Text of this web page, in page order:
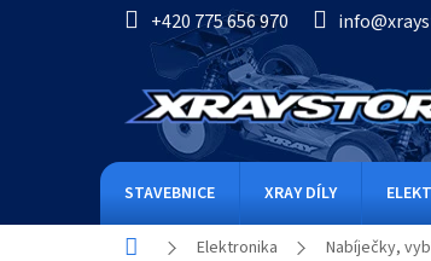
+420 775 656 970
STAVEBNICE XRAY DÍLY
Domů Elektronika Nabíječky,